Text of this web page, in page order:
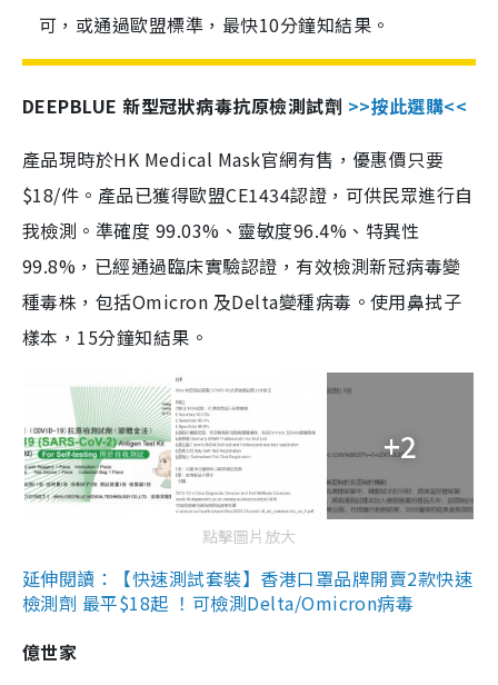
可，或通過歐盟標準，最快10分鐘知結果。
DEEPBLUE 新型冠狀病毒抗原檢測試劑 >>按此選購<<
產品現時於HK Medical Mask官網有售，優惠價只要
$18/件。產品已獲得歐盟CE1434認證，可供民眾進行自
我檢測。準確度 99.03%、靈敏度96.4%、特異性
99.8%，已經通過臨床實驗認證，有效檢測新冠病毒變
種毒株，包括Omicron 及Delta變種病毒。使用鼻拭子
樣本，15分鐘知結果。
+2
點擊圖片放大
延伸閱讀：【快速測試套裝】香港口罩品牌開賣2款快速
檢測劑 最平$18起 ！可檢測Delta/Omicron病毒
億世家